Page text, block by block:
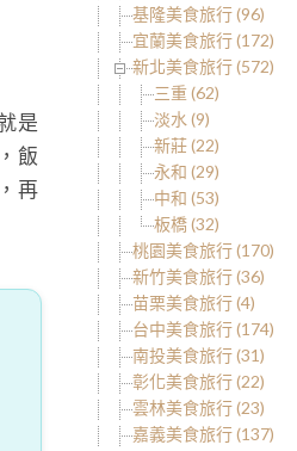
是
飯
再
基隆美食旅行 (96)
宜蘭美食旅行 (172)
新北美食旅行 (572)
三重 (62)
淡水 (9)
新莊 (22)
永和 (29)
中和 (53)
板橋 (32)
桃園美食旅行 (170)
新竹美食旅行 (36)
苗栗美食旅行 (4)
台中美食旅行 (174)
南投美食旅行 (31)
彰化美食旅行 (22)
雲林美食旅行 (23)
嘉義美食旅行 (137)